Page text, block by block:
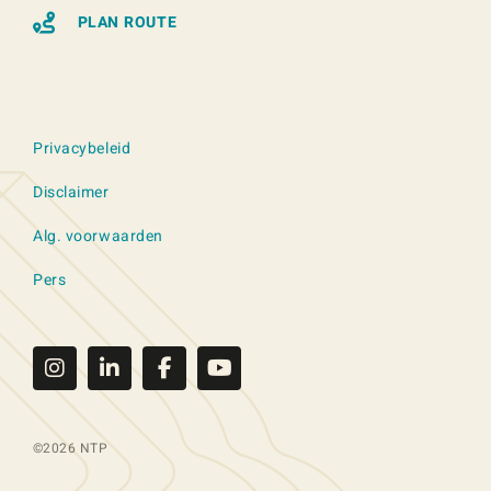
PLAN ROUTE
Privacybeleid
Disclaimer
Alg. voorwaarden
Pers
©2026 NTP